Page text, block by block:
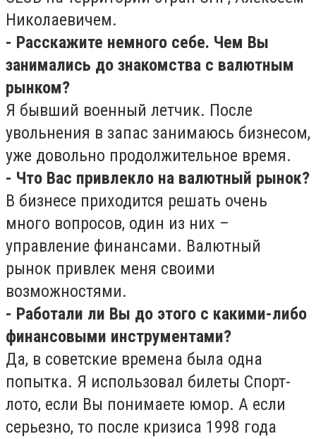
Николаевичем.
- Расскажите немного себе. Чем Вы
занимались до знакомства с валютным
рынком?
Я бывший военный летчик. После
увольнения в запас занимаюсь бизнесом,
уже довольно продолжительное время.
- Что Вас привлекло на валютный рынок?
В бизнесе приходится решать очень
много вопросов, один из них –
управление финансами. Валютный
рынок привлек меня своими
возможностями.
- Работали ли Вы до этого с какими-либо
финансовыми инструментами?
Да, в советские времена была одна
попытка. Я использовал билеты Спорт-
лото, если Вы понимаете юмор. А если
серьезно, то после кризиса 1998 года